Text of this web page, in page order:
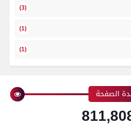
(3)
(1)
(1)
الصفحة